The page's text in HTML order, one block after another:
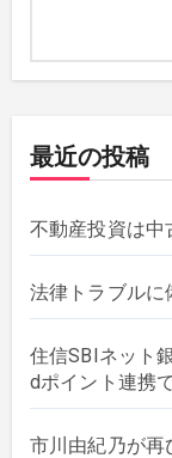
最近の投稿
不動産投資は中
法律トラブルに
住信SBIネット
dポイント連携
市川由紀乃が再